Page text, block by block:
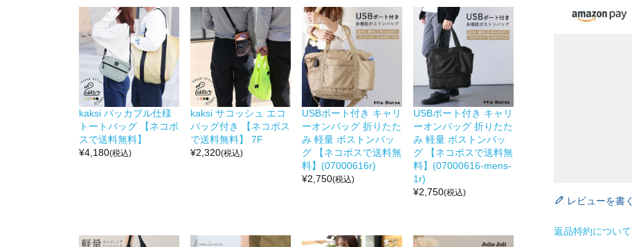
kaksi パッカブル仕様
トートバッグ 【ネコポ
スで送料無料】
¥4,180(税込)
kaksi サコッシュ エコ
バッグ付き 【ネコポス
で送料無料】 7F
¥2,320(税込)
USBポート付き キャリ
ーオンバッグ 折りたた
み 軽量 ボストンバッ
グ 【ネコポスで送料無
料】(07000616r)
¥2,750(税込)
USBポート付き キャリ
ーオンバッグ 折りたた
み 軽量 ボストンバッ
グ 【ネコポスで送料無
料】(07000616-mens-
1r)
¥2,750(税込)
レビューを書く
返品特約について